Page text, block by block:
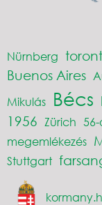
Nürnberg
Buenos Aires
Mikulás Bécs
1956 Zürich
megemlékezés
Stuttgart